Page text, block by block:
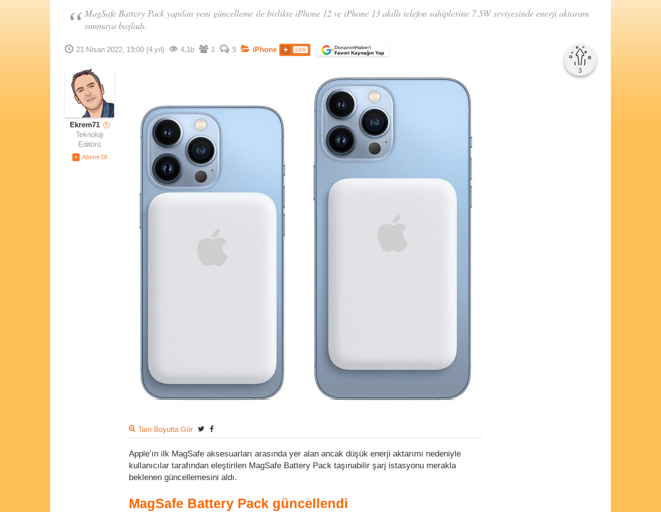
MagSafe Battery Pack yapılan yeni güncelleme ile birlikte iPhone 12 ve iPhone 13 akıllı telefon sahiplerine 7.5W seviyesinde enerji aktarımı
sunmaya başladı.
21 Nisan 2022, 19:00 (4 yıl) 4,1b 1 9 iPhone 1906 +DonanımHaber’i
Favori Kaynağın Yap
3
Ekrem71 ?
Teknoloji
Editörü
Tam Boyutta Gör
Apple’ın ilk MagSafe aksesuarları arasında yer alan ancak düşük enerji aktarımı nedeniyle
kullanıcılar tarafından eleştirilen MagSafe Battery Pack taşınabilir şarj istasyonu merakla
beklenen güncellemesini aldı.
MagSafe Battery Pack güncellendi